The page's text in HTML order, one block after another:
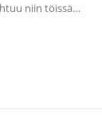
niin töissä…